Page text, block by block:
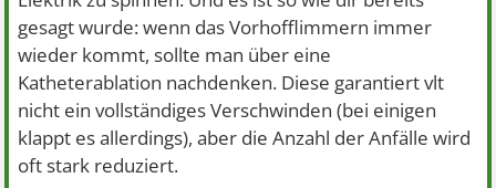
gesagt wurde: wenn das Vorhofflimmern immer
wieder kommt, sollte man über eine
Katheterablation nachdenken. Diese garantiert vlt
nicht ein vollständiges Verschwinden (bei einigen
klappt es allerdings), aber die Anzahl der Anfälle wird
oft stark reduziert.